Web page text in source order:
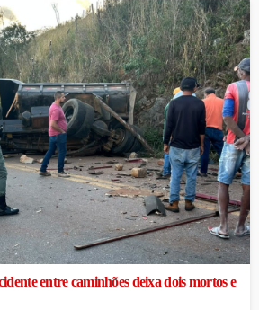
entre caminhões deixa dois mortos e